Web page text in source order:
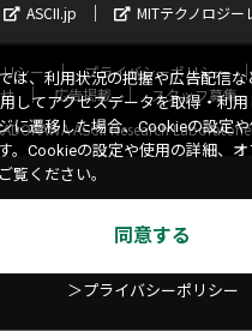
ASCII.jp
MITテクノロジー
シー プライバシーポリシー
広告掲載 スタッフ募集
ASCII Research
は、利用状況の把握や広告配信な
してアクセスデータを取得・利
に遷移した場合、Cookieの設定
。Cookieの設定や使用の詳細、
覧ください。
同意する
＞プライバシーポリシー